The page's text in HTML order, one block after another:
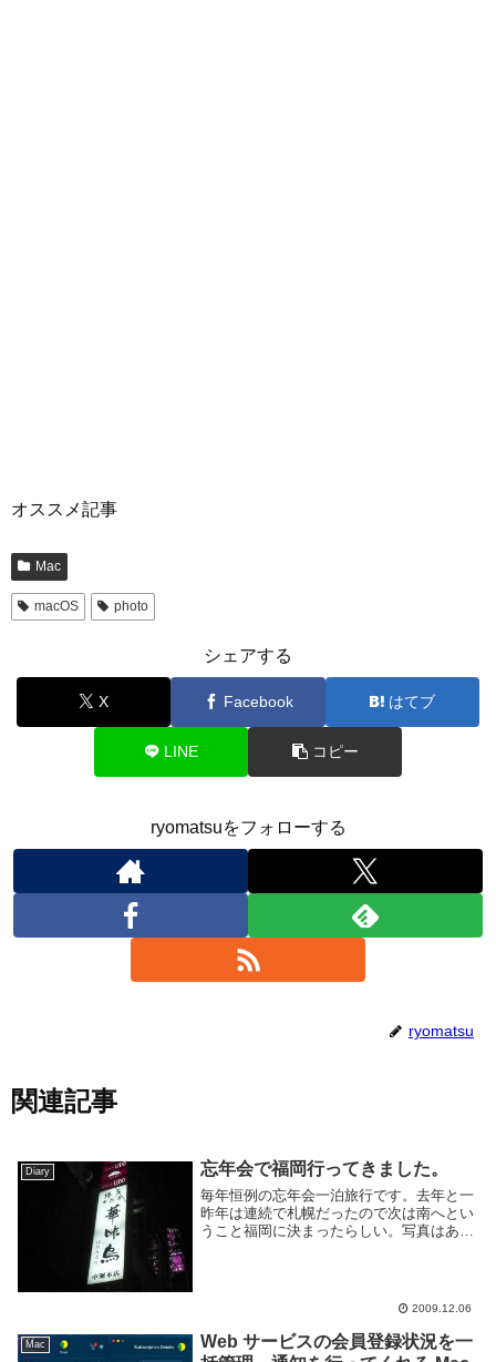
オススメ記事
Mac
macOS photo
シェアする
X Facebook はてブ
LINE コピー
ryomatsuをフォローする
ryomatsu
関連記事
Diary 忘年会で福岡行ってきました。
毎年恒例の忘年会一泊旅行です。去年と一
昨年は連続で札幌だったので次は南へとい
うこと福岡に決まったらしい。写真はあん
2009.12.06
Mac
Web サービスの会員登録状況を一